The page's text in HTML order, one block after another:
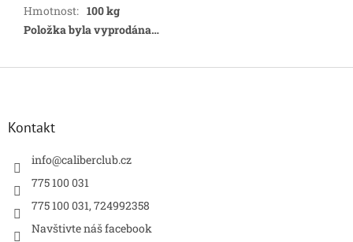
Hmotnost: 100 kg
Položka byla vyprodána…
Z
Kontakt
info@caliberclub.cz
775 100 031
775 100 031, 724992358
Navštivte náš facebook